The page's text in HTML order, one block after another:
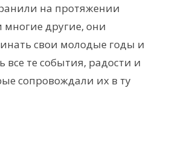
на протяжении
многие другие, они
свои молодые годы и
те события, радости и
сопровождали их в ту